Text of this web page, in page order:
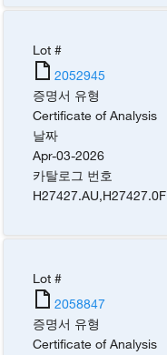
Lot #
2052945
증명서 유형
Certificate of Analysis
날짜
Apr-03-2026
카탈로그 번호
H27427.AU,H27427.0F
Lot #
2058847
증명서 유형
Certificate of Analysis